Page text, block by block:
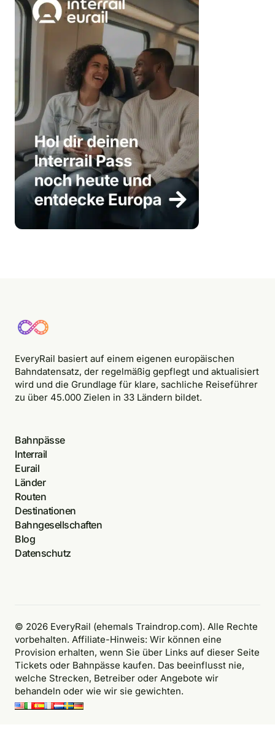
EveryRail basiert auf einem eigenen europäischen
Bahndatensatz, der regelmäßig gepflegt und aktualisiert
wird und die Grundlage für klare, sachliche Reiseführer
zu über 45.000 Zielen in 33 Ländern bildet.
Bahnpässe
Interrail
Eurail
Länder
Routen
Destinationen
Bahngesellschaften
Blog
Datenschutz
© 2026 EveryRail (ehemals Traindrop.com). Alle Rechte
vorbehalten. Affiliate-Hinweis: Wir können eine
Provision erhalten, wenn Sie über Links auf dieser Seite
Tickets oder Bahnpässe kaufen. Das beeinflusst nie,
welche Strecken, Betreiber oder Angebote wir
behandeln oder wie wir sie gewichten.